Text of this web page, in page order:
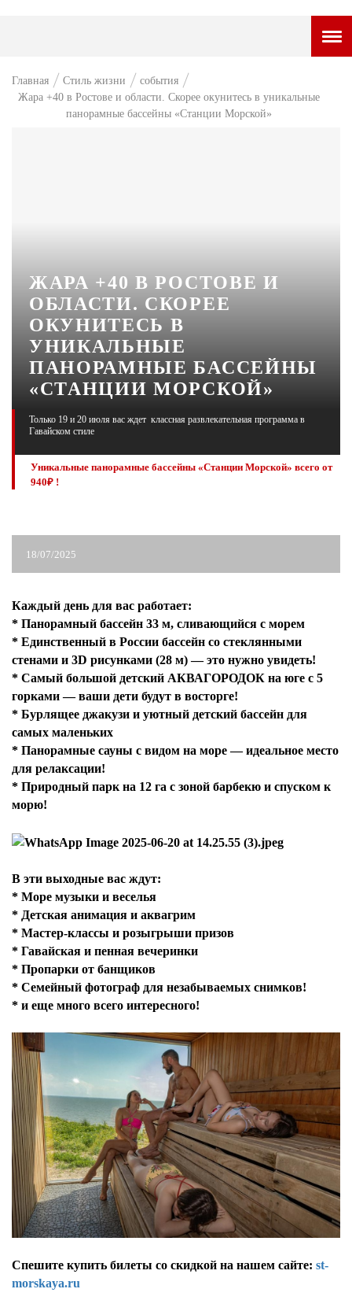
ГОРОДСКОЙ ПОРТАЛ
НОВОСТИ
ЧЕЛОВЕК ОСОБЕННЫЙ
ЖУРНАЛ
Главная Стиль жизни
события
Жара +40 в Ростове и области. Скорее окунитесь в уникальные
панорамные бассейны «Станции Морской»
ЖАРА +40 В РОСТОВЕ И
ОБЛАСТИ. СКОРЕЕ
ОКУНИТЕСЬ В
УНИКАЛЬНЫЕ
ПАНОРАМНЫЕ БАССЕЙНЫ
«СТАНЦИИ МОРСКОЙ»
Только 19 и 20 июля вас ждет классная развлекательная программа в
Гавайском стиле
Уникальные панорамные бассейны «Станции Морской» всего от
940₽ !
18/07/2025
Каждый день для вас работает:
* Панорамный бассейн 33 м, сливающийся с морем
* Единственный в России бассейн со стеклянными
стенами и 3D рисунками (28 м) — это нужно увидеть!
* Самый большой детский АКВАГОРОДОК на юге с 5
горками — ваши дети будут в восторге!
* Бурлящее джакузи и уютный детский бассейн для
самых маленьких
* Панорамные сауны с видом на море — идеальное место
для релаксации!
* Природный парк на 12 га с зоной барбекю и спуском к
морю!
В эти выходные вас ждут:
* Море музыки и веселья
* Детская анимация и аквагрим
* Мастер-классы и розыгрыши призов
* Гавайская и пенная вечеринки
* Пропарки от банщиков
* Семейный фотограф для незабываемых снимков!
* ⁠и еще много всего интересного!
Спешите купить билеты со скидкой на нашем сайте: st-
morskaya.ru